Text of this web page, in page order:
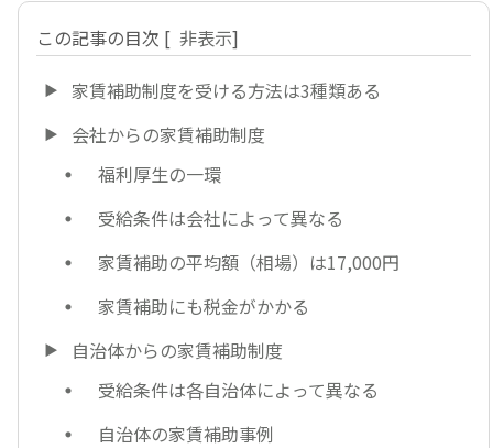
この記事の目次 [ 非表示]
家賃補助制度を受ける方法は3種類ある
会社からの家賃補助制度
福利厚生の一環
受給条件は会社によって異なる
家賃補助の平均額（相場）は17,000円
家賃補助にも税金がかかる
自治体からの家賃補助制度
受給条件は各自治体によって異なる
自治体の家賃補助事例